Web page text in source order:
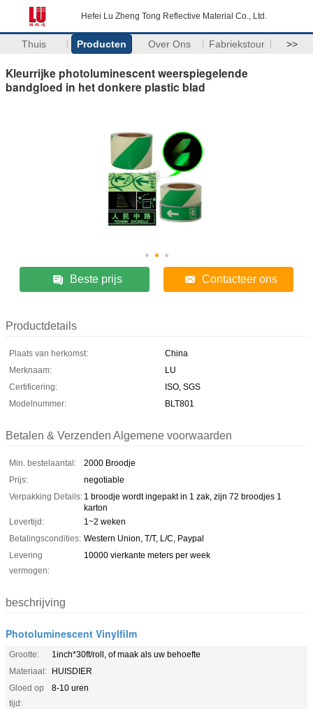
Hefei Lu Zheng Tong Reflective Material Co., Ltd.
Thuis Producten Over Ons Fabriekstour >>
Kleurrijke photoluminescent weerspiegelende
bandgloed in het donkere plastic blad
Beste prijs Contacteer ons
Productdetails
Plaats van herkomst:
China
Merknaam:
LU
Certificering:
ISO, SGS
Modelnummer:
BLT801
Betalen & Verzenden Algemene voorwaarden
Min. bestelaantal:
2000 Broodje
Prijs:
negotiable
Verpakking Details: 1 broodje wordt ingepakt in 1 zak, zijn 72 broodjes 1
karton
Levertijd:
1~2 weken
Betalingscondities: Western Union, T/T, L/C, Paypal
Levering
vermogen:
10000 vierkante meters per week
beschrijving
Photoluminescent Vinylfilm
Grootte:
1inch*30ft/roll, of maak als uw behoefte
Materiaal: HUISDIER
Gloed op
tijd:
8-10 uren